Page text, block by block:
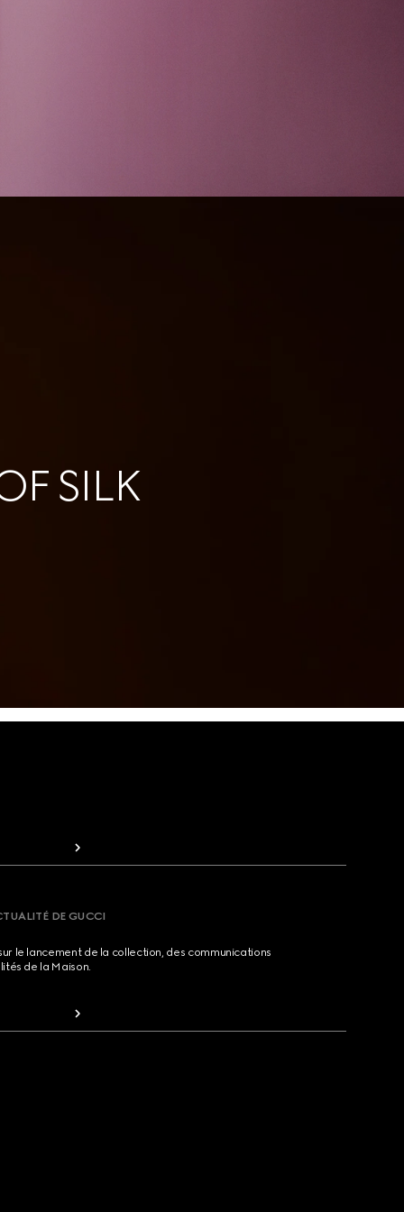
SILK
DE GUCCI
le lancement de la collection, des communications
de la Maison.